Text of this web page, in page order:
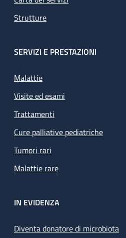
Strutture
SERVIZI E PRESTAZIONI
Malattie
Visite ed esami
Trattamenti
Cure palliative pediatriche
Tumori rari
Malattie rare
IN EVIDENZA
Diventa donatore di microbiota